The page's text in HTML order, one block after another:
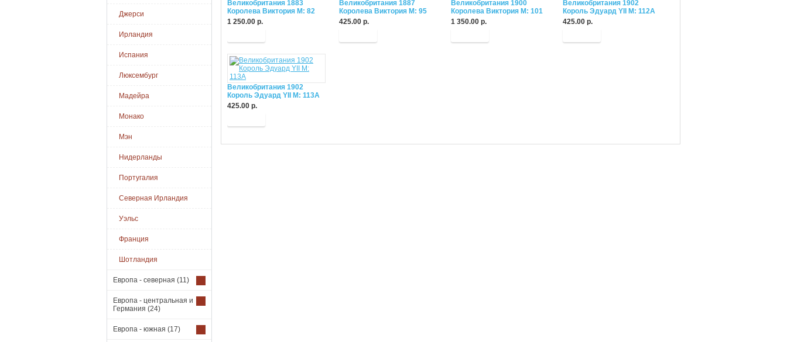
Джерси
Ирландия
Испания
Люксембург
Мадейра
Монако
Мэн
Нидерланды
Португалия
Северная Ирландия
Уэльс
Франция
Шотландия
Европа - северная (11)
Европа - центральная и
Германия (24)
Европа - южная (17)
Великобритания 1883
Королева Виктория М: 82
1 250.00 р.
Великобритания 1887
Королева Виктория М: 95
425.00 р.
Великобритания 1900
Королева Виктория М: 101
1 350.00 р.
Великобритания 1902
Король Эдуард YII М: 112А
425.00 р.
Великобритания 1902
Король Эдуард YII М: 113А
425.00 р.